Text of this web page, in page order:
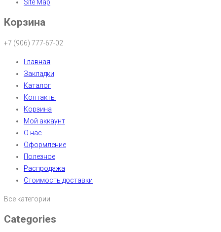
Site Map
Корзина
+7 (906) 777-67-02
Главная
Закладки
Каталог
Контакты
Корзина
Мой аккаунт
О нас
Оформление
Полезное
Распродажа
Стоимость доставки
Все категории
Categories